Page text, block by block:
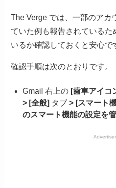
The Verge では、一部のアカ
ていた例も報告されているた
いるか確認しておくと安心で
確認手順は次のとおりです。
Gmail 右上の [歯車アイコ
> [全般] タブ > [スマート
のスマート機能の設定を